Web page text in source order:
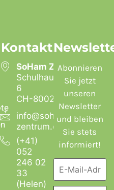
Kontakt
SoHam Zentrum
Schulhausstrasse
6
CH-8002 Zürich
info@soham-
zentrum.ch
(+41)
052
246 02
33
(Helen)
Abonnieren
Sie jetzt
unseren
Newsletter
und bleiben
Sie stets
informiert!